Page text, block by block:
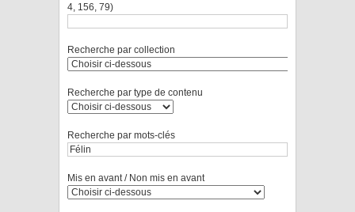
4, 156, 79)
Recherche par collection
Recherche par type de contenu
Recherche par mots-clés
Mis en avant / Non mis en avant